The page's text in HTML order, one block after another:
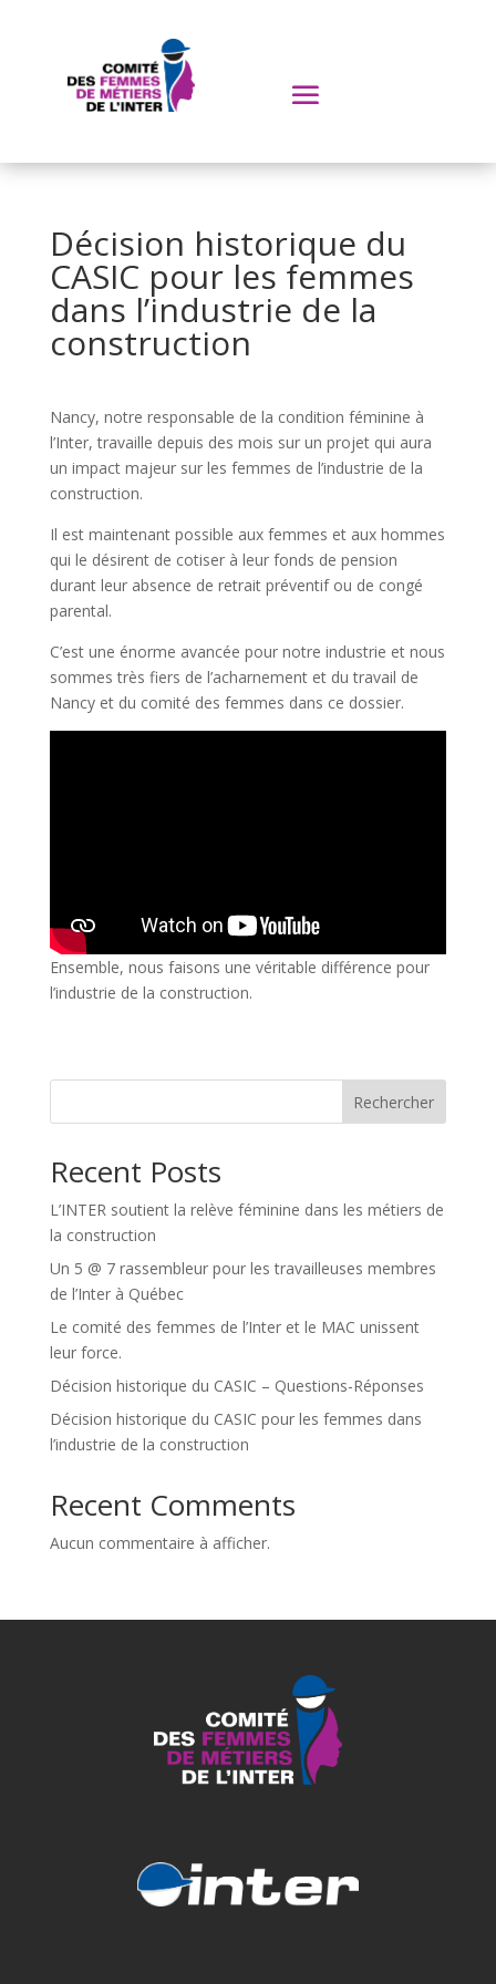
Décision historique du
CASIC pour les femmes
dans l’industrie de la
construction
Nancy, notre responsable de la condition féminine à
l’Inter, travaille depuis des mois sur un projet qui aura
un impact majeur sur les femmes de l’industrie de la
construction.
Il est maintenant possible aux femmes et aux hommes
qui le désirent de cotiser à leur fonds de pension
durant leur absence de retrait préventif ou de congé
parental.
C’est une énorme avancée pour notre industrie et nous
sommes très fiers de l’acharnement et du travail de
Nancy et du comité des femmes dans ce dossier.
Ensemble, nous faisons une véritable différence pour
l’industrie de la construction.
Rechercher
Recent Posts
L’INTER soutient la relève féminine dans les métiers de
la construction
Un 5 @ 7 rassembleur pour les travailleuses membres
de l’Inter à Québec
Le comité des femmes de l’Inter et le MAC unissent
leur force.
Décision historique du CASIC – Questions-Réponses
Décision historique du CASIC pour les femmes dans
l’industrie de la construction
Recent Comments
Aucun commentaire à afficher.